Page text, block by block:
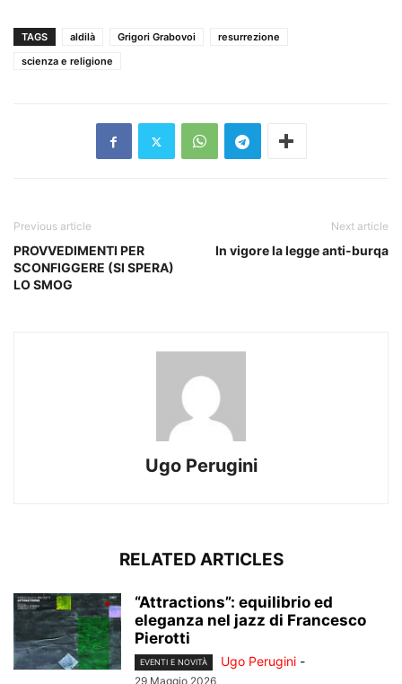
TAGS aldilà Grigori Grabovoi
resurrezione
scienza e religione
Previous article
PROVVEDIMENTI PER
SCONFIGGERE (SI SPERA)
LO SMOG
Next article
In vigore la legge anti-burqa
Ugo Perugini
RELATED ARTICLES
“Attractions”: equilibrio ed
eleganza nel jazz di Francesco
Pierotti
EVENTI E NOVITÀ Ugo Perugini -
29 Maggio 2026